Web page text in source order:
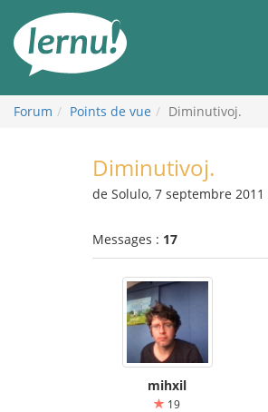
contenu
Forum Points de vue Diminutivoj.
Diminutivoj.
de Solulo, 7 septembre 2011
Messages : 17
mihxil
19